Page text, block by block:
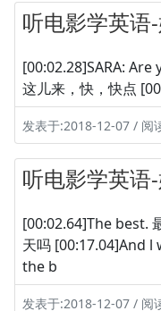
听电影学英语
[00:02.28]SARA:
这儿来，快，快点
发表于:2018-12-07 / 阅
听电影学英语
[00:02.64]The best.
天吗 [00:17.04]And
the b
发表于:2018-12-07 / 阅